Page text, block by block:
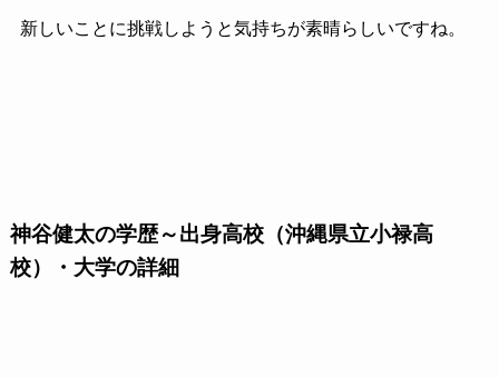
新しいことに挑戦しようと気持ちが素晴らしいですね。
神谷健太の学歴～出身高校（沖縄県立小禄高
校）・大学の詳細